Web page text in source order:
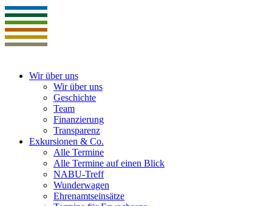
Wir über uns
Wir über uns
Geschichte
Team
Finanzierung
Transparenz
Exkursionen & Co.
Alle Termine
Alle Termine auf einen Blick
NABU-Treff
Wunderwagen
Ehrenamtseinsätze